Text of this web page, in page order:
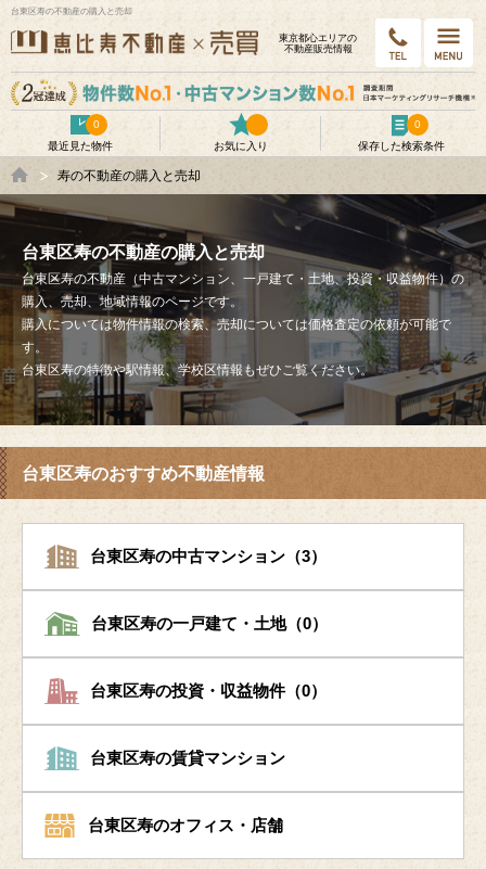
台東区寿の不動産の購入と売却
東京都⼼エリアの
不動産販売情報
最近見た物件
0
お気に入り
保存した検索条件
0
寿の不動産の購入と売却
台東区寿の不動産の購入と売却
台東区寿の不動産（中古マンション、一戸建て・土地、投資・収益物件）の
購入、売却、地域情報のページです。
購入については物件情報の検索、売却については価格査定の依頼が可能で
す。
台東区寿の特徴や駅情報、学校区情報もぜひご覧ください。
台東区寿のおすすめ不動産情報
台東区寿の中古マンション（3）
台東区寿の一戸建て・土地（0）
台東区寿の投資・収益物件（0）
台東区寿の賃貸マンション
台東区寿のオフィス・店舗